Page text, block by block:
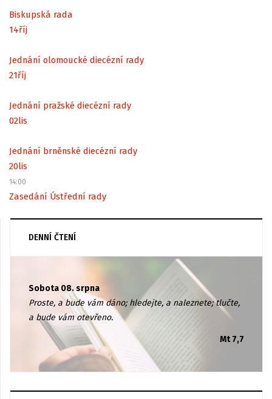
Biskupská rada
14říj
Jednání olomoucké diecézní rady
21říj
Jednání pražské diecézní rady
02lis
Jednání brněnské diecézní rady
20lis
14:00
Zasedání Ústřední rady
DENNÍ ČTENÍ
Sobota 08. srpna
Proste, a bude vám dáno; hledejte, a naleznete; tlučte,
a bude vám otevřeno.
Mt 7,7